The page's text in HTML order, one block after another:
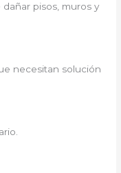
pisos, muros y
necesitan solución